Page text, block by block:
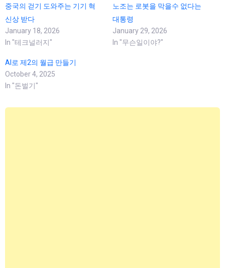
중국의 걷기 도와주는 기기 혁
신상 받다
January 18, 2026
In "테크널러지"
노조는 로봇을 막을수 없다는
대통령
January 29, 2026
In "무슨일이야?"
AI로 제2의 월급 만들기
October 4, 2025
In "돈벌기"